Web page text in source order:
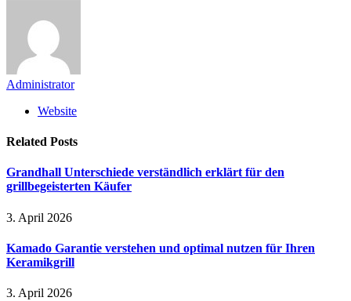
Administrator
Website
Related Posts
Grandhall Unterschiede verständlich erklärt für den
grillbegeisterten Käufer
3. April 2026
Kamado Garantie verstehen und optimal nutzen für Ihren
Keramikgrill
3. April 2026